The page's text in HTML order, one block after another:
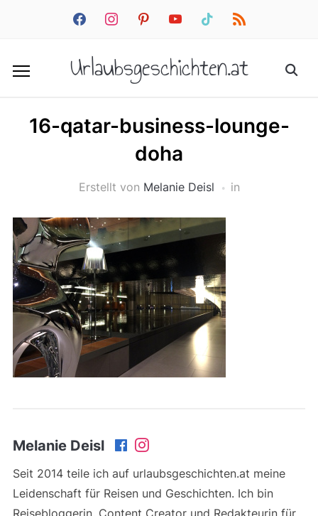
facebookinstagrampinterestyoutube tiktok rss
Urlaubsgeschichten.at
16-qatar-business-lounge-
doha
Erstellt von Melanie Deisl in
Melanie Deisl
Seit 2014 teile ich auf urlaubsgeschichten.at meine
Leidenschaft für Reisen und Geschichten. Ich bin
Reisebloggerin, Content Creator und Redakteurin für